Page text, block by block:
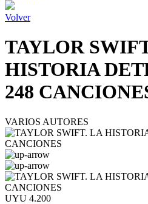
Volver
TAYLOR
HISTORIA
248
VARIOS AUTORES
UYU 4.200